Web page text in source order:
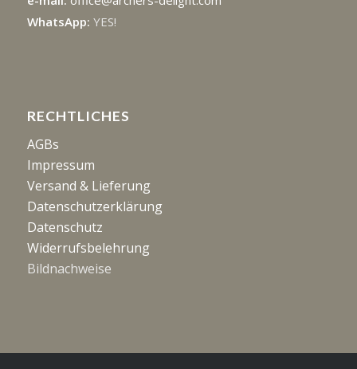
WhatsApp: YES!
RECHTLICHES
AGBs
Impressum
Versand & Lieferung
Datenschutzerklärung
Datenschutz
Widerrufsbelehrung
Bildnachweise